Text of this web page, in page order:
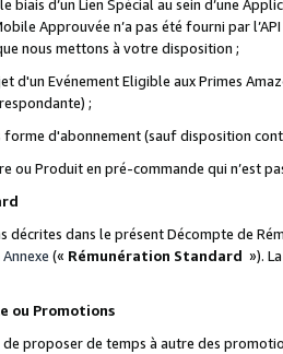
biais d’un Lien Spécial au sein d’une
Approuvée n’a pas été fourni par
nous mettons à votre disposition ;
d'un Evénement Eligible aux Primes
;
d'abonnement (sauf disposition
ou Produit en pré-commande qui n’est
décrites dans le présent Décompte de
Annexe (« Rémunération Standard »).
ou Promotions
proposer de temps à autre des